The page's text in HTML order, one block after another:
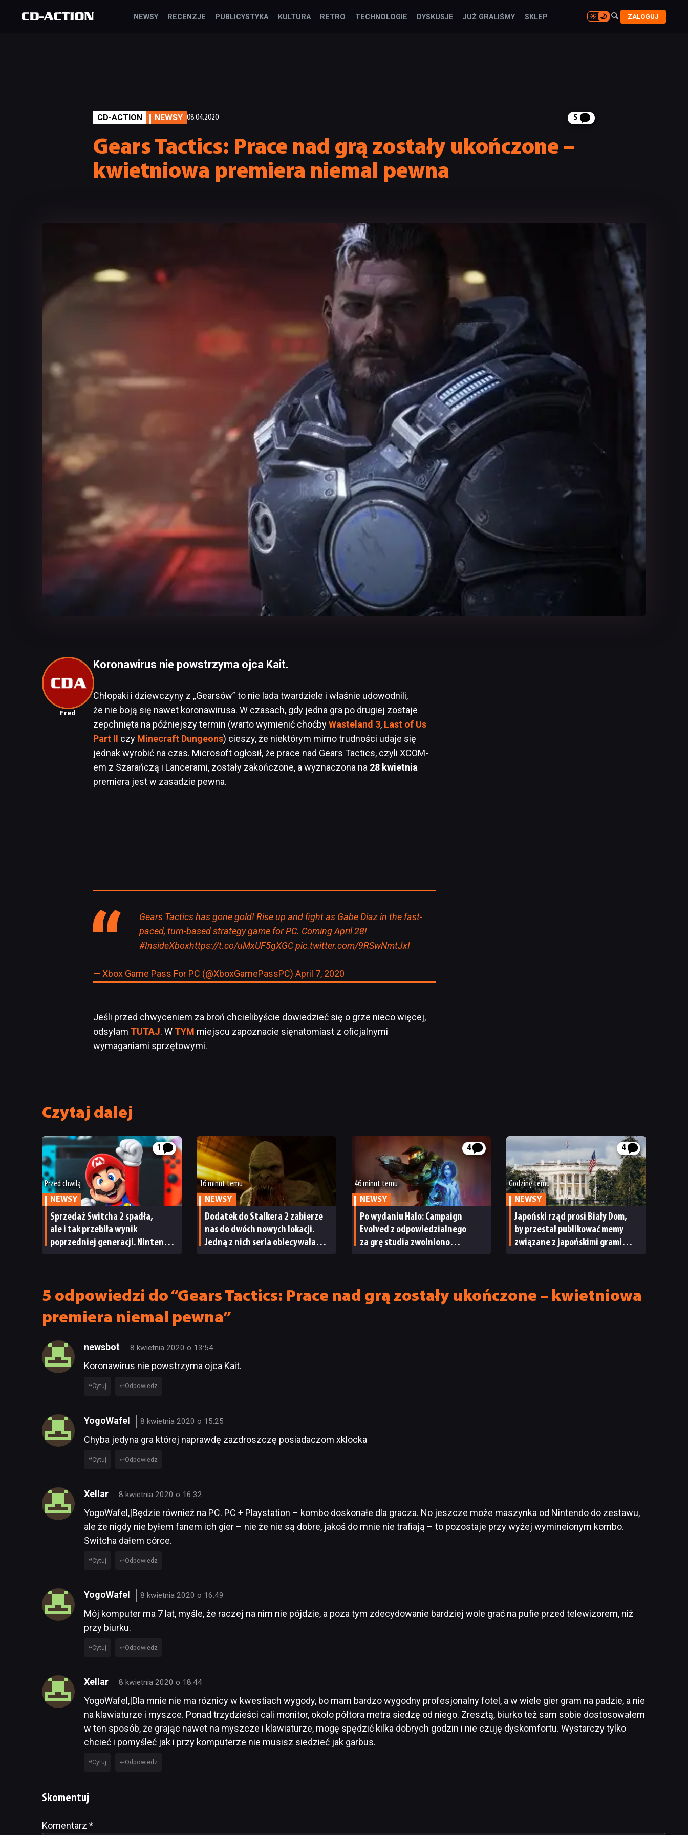
NEWSY RECENZJE PUBLICYSTYKA KULTURA RETRO TECHNOLOGIE DYSKUSJE JUŻ GRALIŚMY SKLEP 
 ZALOGUJ
CD-ACTION NEWSY 08.04.2020 5
Gears Tactics: Prace nad grą zostały ukończone –
kwietniowa premiera niemal pewna
Fred
Koronawirus nie powstrzyma ojca Kait.
Chłopaki i dziewczyny z „Gearsów” to nie lada twardziele i właśnie udowodnili,
że nie boją się nawet koronawirusa. W czasach, gdy jedna gra po drugiej zostaje
zepchnięta na późniejszy termin (warto wymienić choćbyWasteland 3, Last of Us
Part II czy Minecraft Dungeons) cieszy, że niektórym mimo trudności udaje się
jednak wyrobić na czas. Microsoft ogłosił, że prace nad Gears Tactics, czyli XCOM-
em z Szarańczą i Lancerami, zostały zakończone, a wyznaczona na 28 kwietnia
premiera jest w zasadzie pewna.
Gears Tactics has gone gold! Rise up and fight as Gabe Diaz in the fast-
paced, turn-based strategy game for PC. Coming April 28!
#InsideXboxhttps://t.co/uMxUF5gXGCpic.twitter.com/9RSwNmtJxI
— Xbox Game Pass For PC (@XboxGamePassPC) April 7, 2020
Jeśli przed chwyceniem za broń chcielibyście dowiedzieć się o grze nieco więcej,
odsyłam TUTAJ. W TYM miejscu zapoznacie sięnatomiast z oficjalnymi
wymaganiami sprzętowymi.
Czytaj dalej
1
Przed chwilą
NEWSY
Sprzedaż Switcha 2 spadła,
ale i tak przebiła wynik
poprzedniej generacji. Nintendo
16 minut temu
NEWSY
Dodatek do Stalkera 2 zabierze
nas do dwóch nowych lokacji.
Jedną z nich seria obiecywała
4
46 minut temu
NEWSY
Po wydaniu Halo: Campaign
Evolved z odpowiedzialnego
za grę studia zwolniono
4
Godzinę temu
NEWSY
Japoński rząd prosi Biały Dom,
by przestał publikować memy
związane z japońskimi grami
5 odpowiedzi do “Gears Tactics: Prace nad grą zostały ukończone – kwietniowa
premiera niemal pewna”
newsbot 8 kwietnia 2020 o 13:54
Koronawirus nie powstrzyma ojca Kait.
Cytuj Odpowiedz
YogoWafel 8 kwietnia 2020 o 15:25
Chyba jedyna gra której naprawdę zazdroszczę posiadaczom xklocka
Cytuj Odpowiedz
Xellar 8 kwietnia 2020 o 16:32
YogoWafel,|Będzie również na PC. PC + Playstation – kombo doskonałe dla gracza. No jeszcze może maszynka od Nintendo do zestawu,
ale że nigdy nie byłem fanem ich gier – nie że nie są dobre, jakoś do mnie nie trafiają – to pozostaje przy wyżej wymineionym kombo.
Switcha dałem córce.
Cytuj Odpowiedz
YogoWafel 8 kwietnia 2020 o 16:49
Mój komputer ma 7 lat, myśle, że raczej na nim nie pójdzie, a poza tym zdecydowanie bardziej wole grać na pufie przed telewizorem, niż
przy biurku.
Cytuj Odpowiedz
Xellar 8 kwietnia 2020 o 18:44
YogoWafel,|Dla mnie nie ma róznicy w kwestiach wygody, bo mam bardzo wygodny profesjonalny fotel, a w wiele gier gram na padzie, a nie
na klawiaturze i myszce. Ponad trzydzieści cali monitor, około półtora metra siedzę od niego. Zresztą, biurko też sam sobie dostosowałem
w ten sposób, że grając nawet na myszcze i klawiaturze, mogę spędzić kilka dobrych godzin i nie czuję dyskomfortu. Wystarczy tylko
chcieć i pomyśleć jak i przy komputerze nie musisz siedzieć jak garbus.
Cytuj Odpowiedz
Skomentuj
Komentarz *
Alternative: